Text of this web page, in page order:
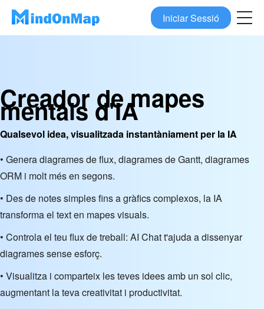
Iniciar Sessió
Creador de mapes
mentals d'IA
Qualsevol idea, visualitzada instantàniament per la IA
• Genera diagrames de flux, diagrames de Gantt, diagrames
ORM i molt més en segons.
• Des de notes simples fins a gràfics complexos, la IA
transforma el text en mapes visuals.
• Controla el teu flux de treball: AI Chat t'ajuda a dissenyar
diagrames sense esforç.
• Visualitza i comparteix les teves idees amb un sol clic,
augmentant la teva creativitat i productivitat.